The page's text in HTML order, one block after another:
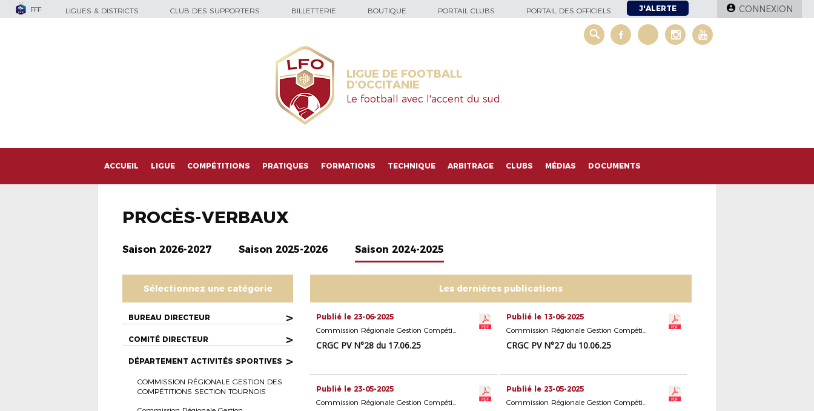
FFF LIGUES & DISTRICTS CLUB DES SUPPORTERS BILLETTERIE BOUTIQUE PORTAIL CLUBS PORTAIL DES OFFICIELS J'ALERTE CONNEXION
LIGUE DE FOOTBALL
D'OCCITANIE
Le football avec l'accent du sud.
ACCUEIL LIGUE COMPÉTITIONS PRATIQUES FORMATIONS TECHNIQUE ARBITRAGE CLUBS MÉDIAS DOCUMENTS
PROCÈS-VERBAUX
Saison 2026-2027 Saison 2025-2026 Saison 2024-2025
Sélectionnez une catégorie
BUREAU DIRECTEUR >
COMITÉ DIRECTEUR >
DÉPARTEMENT ACTIVITÉS SPORTIVES >
COMMISSION RÉGIONALE GESTION DES
COMPÉTITIONS SECTION TOURNOIS
Les dernières publications
Publié le 23-06-2025
Commission Régionale Gestion Compétitions Seniors
CRGC PV N°28 du 17.06.25
Publié le 13-06-2025
Commission Régionale Gestion Compétitions Seniors
CRGC PV N°27 du 10.06.25
Publié le 23-05-2025
Commission Régionale Gestion Compétitions Seniors
Publié le 23-05-2025
Commission Régionale Gestion Compétitions Seniors